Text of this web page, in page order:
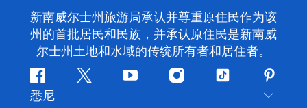
新南威尔士州旅游局承认并尊重原住民作为该
州的首批居民和民族，并承认原住民是新南威
尔士州土地和水域的传统所有者和居住者。
Facebook叽
YouTubeInstagram
抖
悉尼